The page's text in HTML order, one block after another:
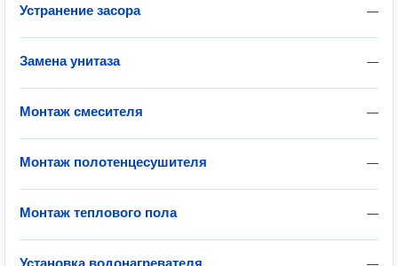
—
Устранение засора
—
Замена унитаза
—
Монтаж смесителя
—
Монтаж полотенцесушителя
—
Монтаж теплового пола
Установка водонагревателя